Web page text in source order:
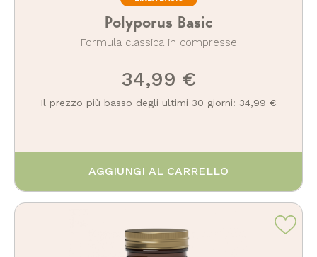
Polyporus Basic
Formula classica in compresse
34,99 €
Il prezzo più basso degli ultimi 30 giorni: 34,99 €
AGGIUNGI AL CARRELLO